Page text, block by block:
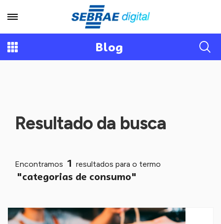
Blog
Resultado da busca
Encontramos 1 resultados para o termo
"categorias de consumo"